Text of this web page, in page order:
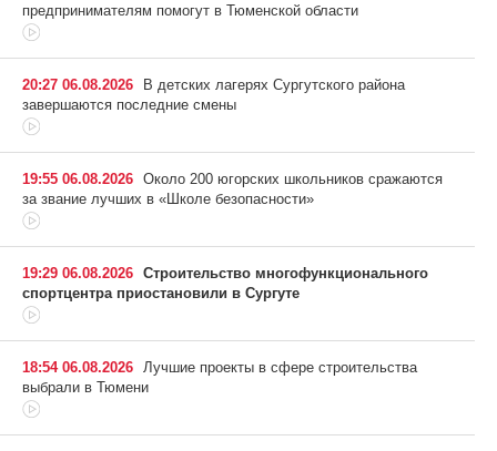
предпринимателям помогут в Тюменской области
20:27 06.08.2026
В детских лагерях Сургутского района
завершаются последние смены
19:55 06.08.2026 Около 200 югорских школьников сражаются
за звание лучших в «Школе безопасности»
19:29 06.08.2026 Строительство многофункционального
спортцентра приостановили в Сургуте
18:54 06.08.2026
Лучшие проекты в сфере строительства
выбрали в Тюмени